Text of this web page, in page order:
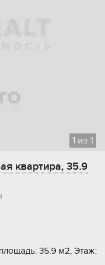
1 из 1
квартира, 35.9
35.9 м2, Этаж: